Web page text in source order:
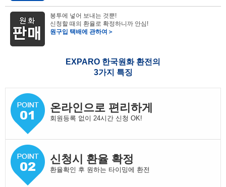
봉투에 넣어 보내는 것뿐!
신청할 때의 환율로 확정하니까 안심!
원구입 택배에 관하여＞
EXPARO 한국원화 환전의
3가지 특징
온라인으로 편리하게
회원등록 없이 24시간 신청 OK!
신청시 환율 확정
환율확인 후 원하는 타이밍에 환전